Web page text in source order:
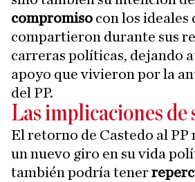
compromiso con los ideales
compartieron durante sus
carreras políticas, dejando
apoyo que vivieron por la
del PP.
Las implicaciones de
El retorno de Castedo al PP
un nuevo giro en su vida
también podría tener